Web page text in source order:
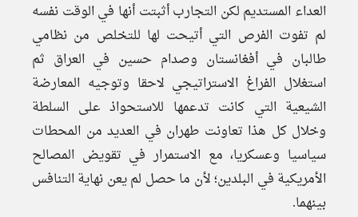
العداء المستديم لكن التجارب أثبتت أنها في الوقت نفسه
لم تفوت الفرص التي أتيحت لها للتخلص من نظامي
طالبان في أفغانستان وصدام حسين في العراق ثم
استغلال الفراغ الاستراتيجي لاحقا وتوجيه المعارضة
الشيعية التي كانت تدعمها للاستحواذ على السلطة
وخلال كل هذا تعاونت طهران في العديد من المحطات
سياسيا وعسكريا، مع الاستمرار في تقويض المصالح
الأمريكية في البلدين؛ لأن ما حصل لم يعن نهاية التنافس
بينهما.